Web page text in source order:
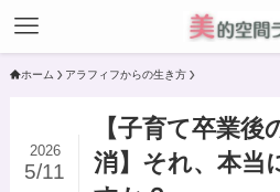
ホーム アラフィフからの生き方
【子育て卒業
消】それ、本当
2026
5/11